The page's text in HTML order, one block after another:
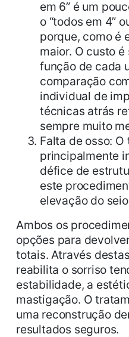
em 6” é um
o “todos em 4”
porque, como é
maior. O custo
função de cada
comparação
individual de
técnicas atrás
sempre muito
Falta de osso: O
principalmente
défice de
este
elevação do
Ambos os
opções para
totais. Através
reabilita o sorriso
estabilidade, a
mastigação. O
uma reconstrução
resultados seguros.